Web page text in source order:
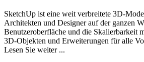
SketchUp ist eine weit verbreitete 3D-
Architekten und Designer auf der ganzen
Benutzeroberfläche und die Skalierbarkeit
3D-Objekten und Erweiterungen für alle
Lesen Sie weiter ...